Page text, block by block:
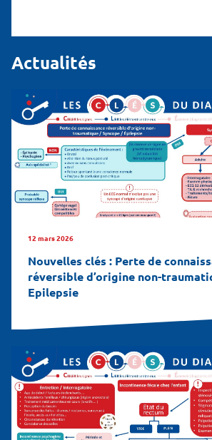
Actualités
12 mars 2026
Nouvelles clés : Perte de
réversible d’origine non-
Epilepsie